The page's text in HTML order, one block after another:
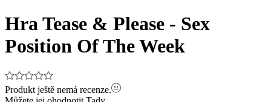
of
Hra Tease & Please - Sex
Position Of The Week
Produkt ještě nemá recenze.